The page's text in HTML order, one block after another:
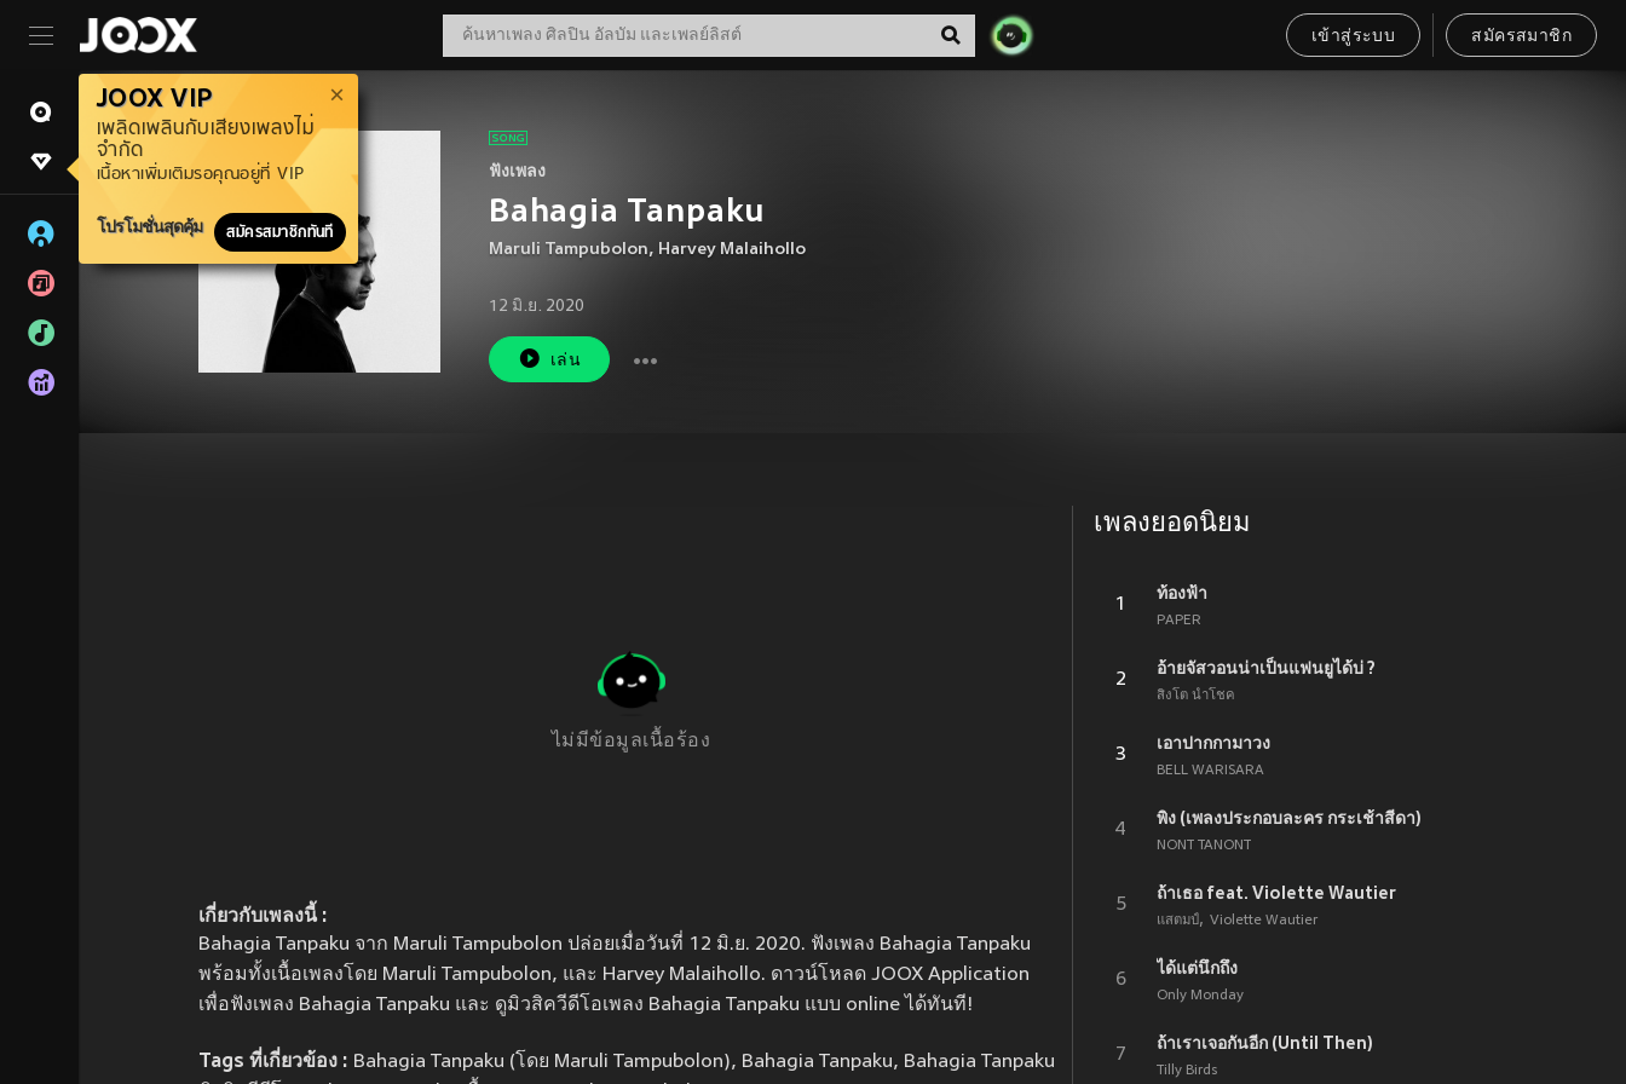
เข้าสู่ระบบ สมัครสมาชิก
JOOX VIP
เพลิดเพลินกับเสียงเพลงไม่
จำกัด
เนื้อหาเพิ่มเติมรอคุณอยู่ที่ VIP
โปรโมชั่นสุดคุ้ม สมัครสมาชิกทันที
ฟังเพลง
Bahagia Tanpaku
Maruli Tampubolon, Harvey Malaihollo
12 มิ.ย. 2020
เล่น
ไม่มีข้อมูลเนื้อร้อง
เกี่ยวกับเพลงนี้ :
Bahagia Tanpaku จาก Maruli Tampubolon ปล่อยเมื่อวันที่ 12 มิ.ย. 2020. ฟังเพลง Bahagia Tanpaku
พร้อมทั้งเนื้อเพลงโดย Maruli Tampubolon, และ Harvey Malaihollo. ดาวน์โหลด JOOX Application
เพื่อฟังเพลง Bahagia Tanpaku และ ดูมิวสิควีดีโอเพลง Bahagia Tanpaku แบบ online ได้ทันที!
Tags ที่เกี่ยวข้อง : Bahagia Tanpaku (โดย Maruli Tampubolon), Bahagia Tanpaku, Bahagia Tanpaku
เพลงยอดนิยม
1
ท้องฟ้า
PAPER
2
อ้ายจัสวอนน่าเป็นแฟนยูได้บ่ ?
สิงโต นำโชค
3
เอาปากกามาวง
BELL WARISARA
4
พิง (เพลงประกอบละคร กระเช้าสีดา)
NONT TANONT
5
ถ้าเธอ feat. Violette Wautier
แสตมป์ Violette Wautier
6
ได้แต่นึกถึง
Only Monday
7
ถ้าเราเจอกันอีก (Until Then)
Tilly Birds